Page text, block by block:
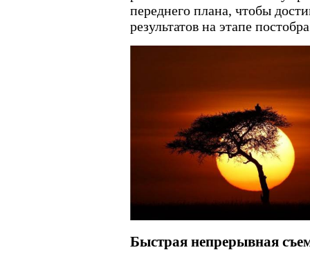
переднего плана, чтобы
результатов на этапе
Быстрая непрерывная